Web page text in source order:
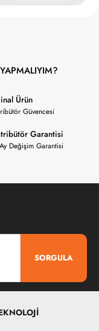
Hemen Al
Ürün
Güvencesi
Garantisi
Değişim Garantisi
SORGULA